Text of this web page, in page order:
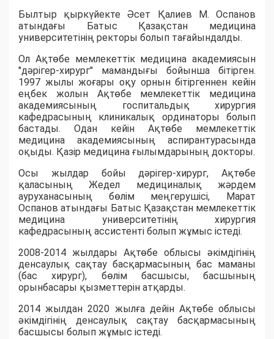
Былтыр қыркүйекте Әсет Қалиев М. Оспанов
атындағы Батыс Қазақстан медицина
университетінің ректоры болып тағайындалды.
Ол Ақтөбе мемлекеттік медицина академиясын
"дәрігер-хирург" мамандығы бойынша бітірген.
1997 жылы жоғары оқу орнын бітіргеннен кейін
еңбек жолын Ақтөбе мемлекеттік медицина
академиясының госпитальдық хирургия
кафедрасының клиникалық ординаторы болып
бастады. Одан кейін Ақтөбе мемлекеттік
медицина академиясының аспирантурасында
оқыды. Қазір медицина ғылымдарының докторы.
Осы жылдар бойы дәрігер-хирург, Ақтөбе
қаласының Жедел медициналық жәрдем
ауруханасының бөлім меңгерушісі, Марат
Оспанов атындағы Батыс Қазақстан мемлекеттік
медицина университетінің хирургия
кафедрасының ассистенті болып жұмыс істеді.
2008-2014 жылдары Ақтөбе облысы әкімдігінің
денсаулық сақтау басқармасының бас маманы
(бас хирург), бөлім басшысы, басшының
орынбасары қызметтерін атқарды.
2014 жылдан 2020 жылға дейін Ақтөбе облысы
әкімдігінің денсаулық сақтау басқармасының
басшысы болып жұмыс істеді.